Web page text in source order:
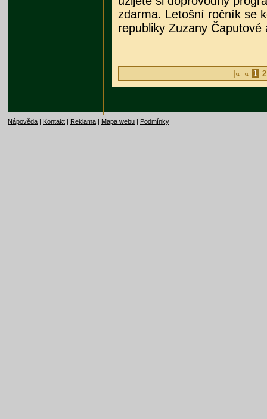
zdarma. Letošní ročník se
republiky Zuzany
|« « 1 2
Nápověda | Kontakt | Reklama | Mapa webu | Podmínky